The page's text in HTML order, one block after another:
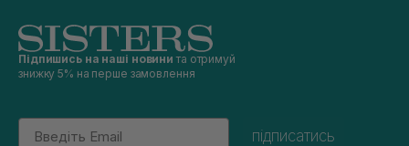
Підпишись на наші новини та отримуй
знижку 5% на перше замовлення
Email
підписатись